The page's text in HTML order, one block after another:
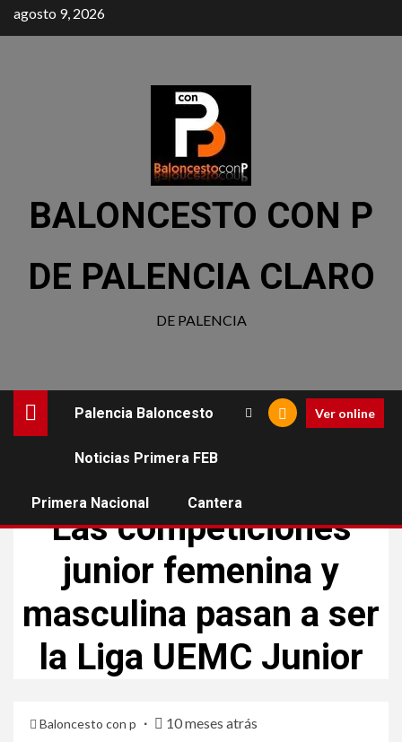
agosto 9, 2026
BALONCESTO CON P
DE PALENCIA CLARO
DE PALENCIA
Palencia Baloncesto
Noticias Primera FEB
Primera Nacional Cantera
Ver online
Las competiciones
junior femenina y
masculina pasan a ser
la Liga UEMC Junior
Baloncesto con p 10 meses atrás